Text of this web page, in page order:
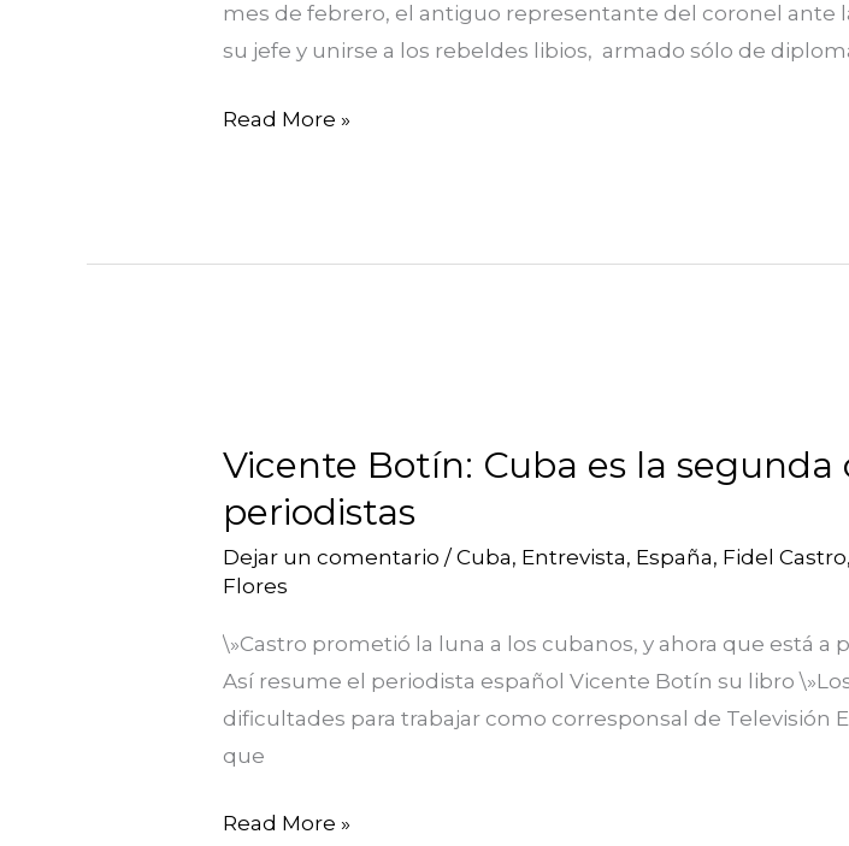
mes de febrero, el antiguo representante del coronel ante
su jefe y unirse a los rebeldes libios, armado sólo de
sangriento
y
de
Read More »
Vicente Botín: Cuba es la
periodistas
Dejar un comentario /Cuba, Entrevista, España, Fidel Castro,
Flores
\»Castro prometió la luna a los cubanos, y ahora que está
Así resume el periodista español Vicente Botín su libro
dificultades para trabajar como corresponsal de Televisión
que
Cuba
es
la
segunda
del
mundo
para
los
Read More »